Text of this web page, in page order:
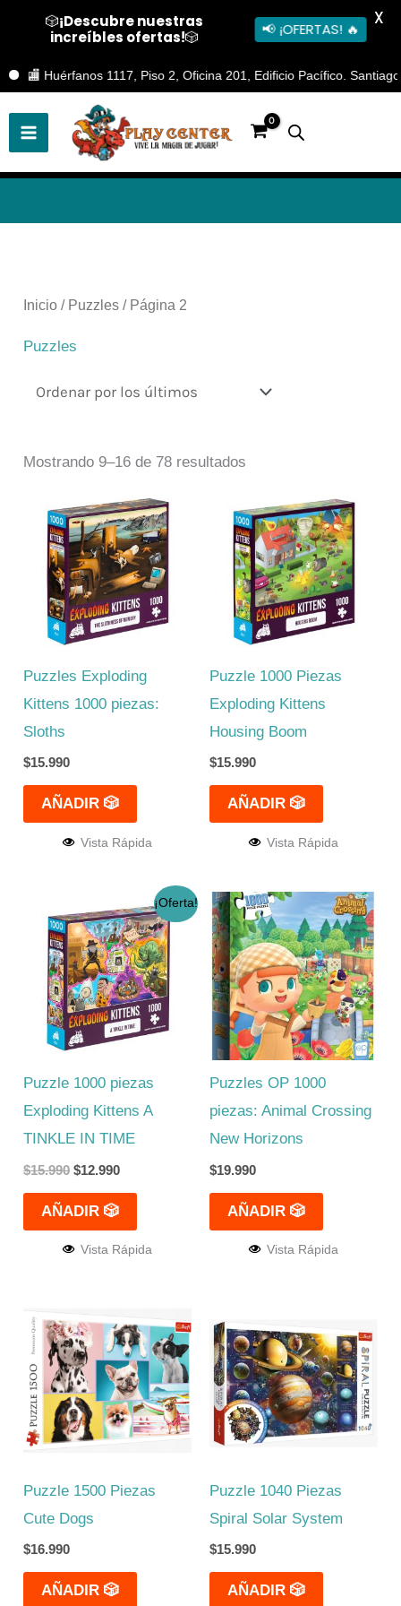
🏬 Huérfanos 1117, Piso 2, Oficina 201, Edificio Pacífico. Santiago
al
contenido
Inicio / Puzzles / Página 2
Puzzles
Mostrando 9–16 de 78 resultados
Puzzles Exploding
Kittens 1000 piezas:
Sloths
$15.990
AÑADIR 🎲
Vista Rápida
Puzzle 1000 Piezas
Exploding Kittens
Housing Boom
$15.990
AÑADIR 🎲
Vista Rápida
¡Oferta!
Puzzle 1000 piezas
Exploding Kittens A
TINKLE IN TIME
$15.990
precio
original
era:
$15.990.
$12.990
precio
actual
es:
$12.990.
AÑADIR 🎲
Vista Rápida
Puzzles OP 1000
piezas: Animal Crossing
New Horizons
$19.990
AÑADIR 🎲
Vista Rápida
Puzzle 1500 Piezas
Cute Dogs
$16.990
AÑADIR 🎲
Puzzle 1040 Piezas
Spiral Solar System
$15.990
AÑADIR 🎲
🎲¡Descubre nuestras
increíbles ofertas!🎲 📢 ¡OFERTAS! 🔥
X